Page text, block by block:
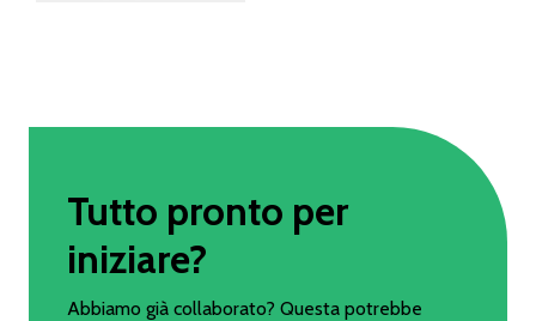
Tutto pronto per
iniziare?
Abbiamo già collaborato? Questa potrebbe